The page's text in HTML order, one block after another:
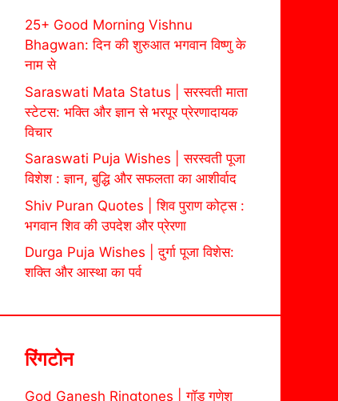
25+ Good Morning Vishnu
Bhagwan: दिन की शुरुआत भगवान विष्णु के
नाम से
Saraswati Mata Status | सरस्वती माता
स्टेटस: भक्ति और ज्ञान से भरपूर प्रेरणादायक
विचार
Saraswati Puja Wishes | सरस्वती पूजा
विशेश : ज्ञान, बुद्धि और सफलता का आशीर्वाद
Shiv Puran Quotes | शिव पुराण कोट्स :
भगवान शिव की उपदेश और प्रेरणा
Durga Puja Wishes | दुर्गा पूजा विशेस:
शक्ति और आस्था का पर्व
रिंगटोन
God Ganesh Ringtones | गॉड गणेश